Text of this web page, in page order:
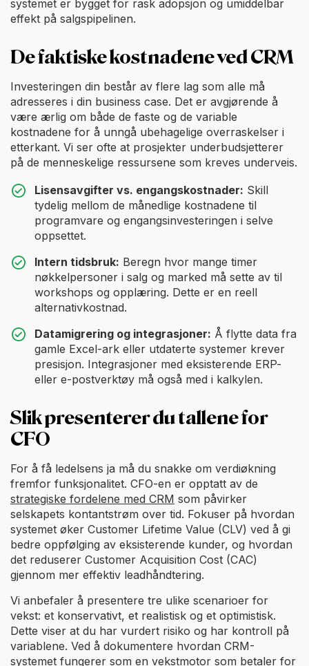
systemet er bygget for rask adopsjon og umiddelbar
effekt på salgspipelinen.
De faktiske kostnadene ved CRM
Investeringen din består av flere lag som alle må
adresseres i din business case. Det er avgjørende å
være ærlig om både de faste og de variable
kostnadene for å unngå ubehagelige overraskelser i
etterkant. Vi ser ofte at prosjekter underbudsjetterer
på de menneskelige ressursene som kreves underveis.
Lisensavgifter vs. engangskostnader: Skill
tydelig mellom de månedlige kostnadene til
programvare og engangsinvesteringen i selve
oppsettet.
Intern tidsbruk: Beregn hvor mange timer
nøkkelpersoner i salg og marked må sette av til
workshops og opplæring. Dette er en reell
alternativkostnad.
Datamigrering og integrasjoner: Å flytte data fra
gamle Excel-ark eller utdaterte systemer krever
presisjon. Integrasjoner med eksisterende ERP-
eller e-postverktøy må også med i kalkylen.
Slik presenterer du tallene for
CFO
For å få ledelsens ja må du snakke om verdiøkning
fremfor funksjonalitet. CFO-en er opptatt av de
strategiske fordelene med CRM som påvirker
selskapets kontantstrøm over tid. Fokuser på hvordan
systemet øker Customer Lifetime Value (CLV) ved å gi
bedre oppfølging av eksisterende kunder, og hvordan
det reduserer Customer Acquisition Cost (CAC)
gjennom mer effektiv leadhåndtering.
Vi anbefaler å presentere tre ulike scenarioer for
vekst: et konservativt, et realistisk og et optimistisk.
Dette viser at du har vurdert risiko og har kontroll på
variablene. Ved å dokumentere hvordan CRM-
systemet fungerer som en vekstmotor som betaler for